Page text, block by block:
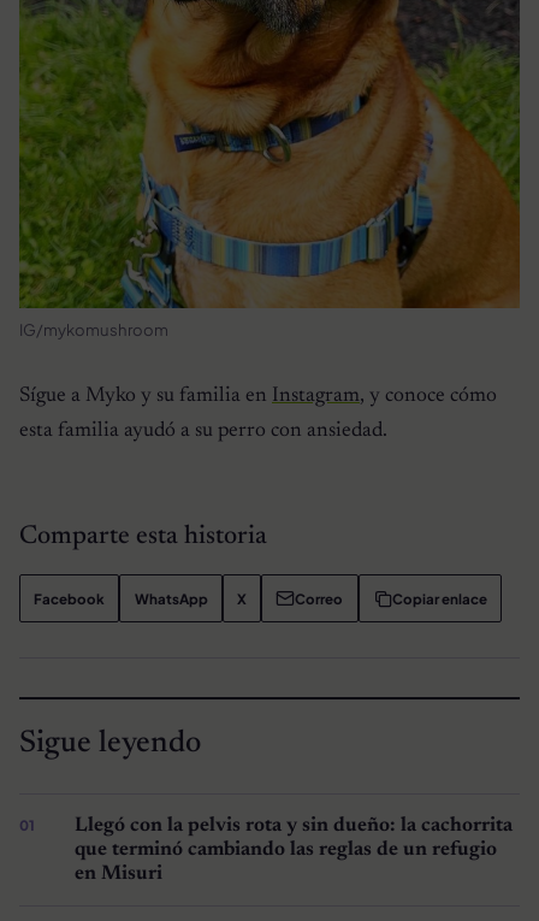
IG/mykomushroom
Sígue a Myko y su familia en Instagram, y conoce cómo
esta familia ayudó a su perro con ansiedad.
Comparte esta historia
Facebook WhatsApp X Correo Copiar enlace
Sigue leyendo
Llegó con la pelvis rota y sin dueño: la cachorrita
que terminó cambiando las reglas de un refugio
en Misuri